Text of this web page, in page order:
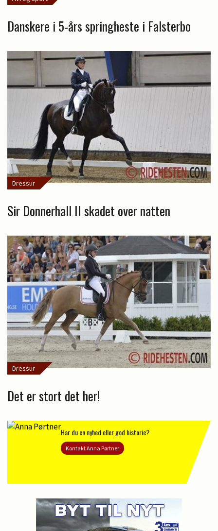
Danskere i 5-års springheste i Falsterbo
Dressur
Sir Donnerhall II skadet over natten
Dressur
Det er stort det her!
Har du en nyhed eller god historie?
Kontakt Anna Pørtner